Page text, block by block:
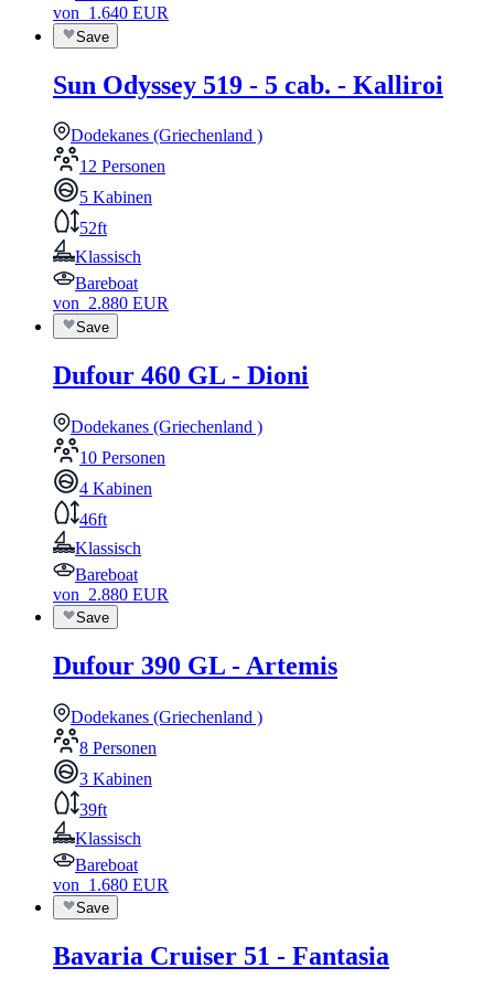
von 1.640 EUR
Save
Sun Odyssey 519 - 5 cab. - Kalliroi
Dodekanes (Griechenland )
12 Personen
5 Kabinen
52ft
Klassisch
Bareboat
von 2.880 EUR
Save
Dufour 460 GL - Dioni
Dodekanes (Griechenland )
10 Personen
4 Kabinen
46ft
Klassisch
Bareboat
von 2.880 EUR
Save
Dufour 390 GL - Artemis
Dodekanes (Griechenland )
8 Personen
3 Kabinen
39ft
Klassisch
Bareboat
von 1.680 EUR
Save
Bavaria Cruiser 51 - Fantasia